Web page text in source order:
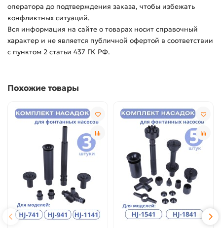
оператора до подтверждения заказа, чтобы избежать
конфликтных ситуаций.
Вся информация на сайте о товарах носит справочный
характер и не является публичной офертой в соответствии
с пунктом 2 статьи 437 ГК РФ.
Похожие товары